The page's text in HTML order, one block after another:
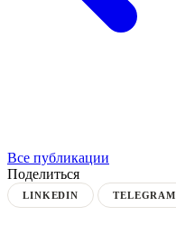
Все публикации
Поделиться
LINKEDIN TELEGRAM